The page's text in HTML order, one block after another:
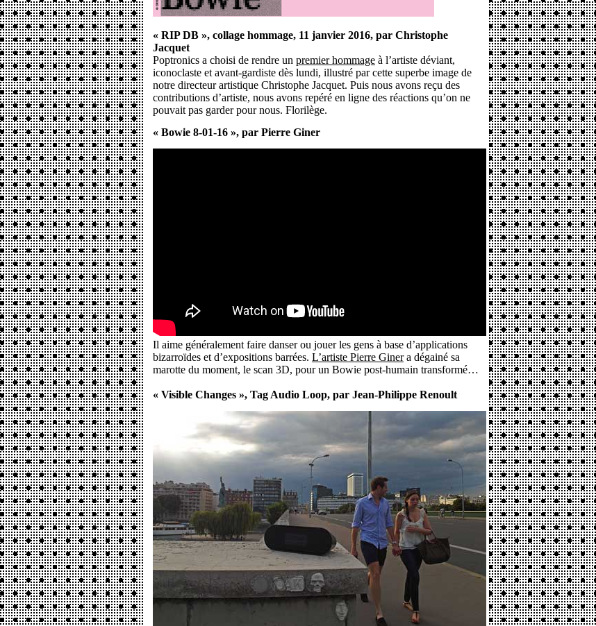
« RIP DB », collage hommage, 11 janvier 2016, par Christophe
Jacquet
Poptronics a choisi de rendre un premier hommage à l’artiste déviant,
iconoclaste et avant-gardiste dès lundi, illustré par cette superbe image de
notre directeur artistique Christophe Jacquet. Puis nous avons reçu des
contributions d’artiste, nous avons repéré en ligne des réactions qu’on ne
pouvait pas garder pour nous. Florilège.
« Bowie 8-01-16 », par Pierre Giner
Il aime généralement faire danser ou jouer les gens à base d’applications
bizarroïdes et d’expositions barrées. L’artiste Pierre Ginera dégainé sa
marotte du moment, le scan 3D, pour un Bowie post-humain transformé…
« Visible Changes », Tag Audio Loop, par Jean-Philippe Renoult